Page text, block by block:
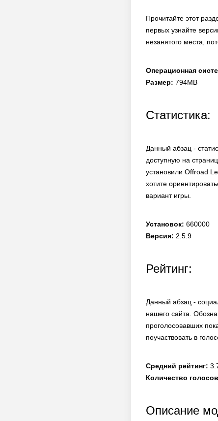
Прочитайте этот
первых узнайте
незанятого места,
Операционная
Размер: 794MB
Статистика:
Данный абзац -
доступную на
установили Offroad
хотите
вариант игры.
Установок: 660000
Версия: 2.5.9
Рейтинг:
Данный абзац -
нашего сайта.
проголосовавших
поучаствовать в
Средний рейтинг:
Количество
Описание